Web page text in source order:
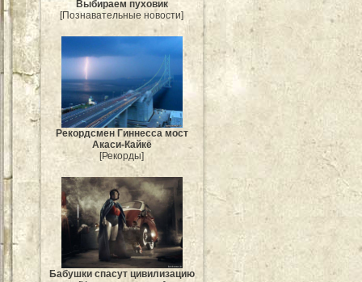
Выбираем пуховик
[Познавательные новости]
Рекордсмен Гиннесса мост
Акаси-Кайкё
[Рекорды]
Бабушки спасут цивилизацию